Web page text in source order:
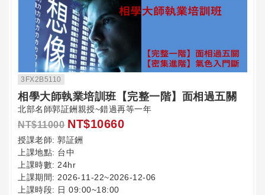
3FX2B5110
相學大師執業培訓班【完整一階】面相過五關
北部名師郭証銂親授~錯過再等一年
NT$11000 NT$10660
授課老師: 郭証銂
上課地點: 台中
上課時數: 24hr
上課期間: 2026-11-22~2026-12-06
上課時段: 日 09:00~18:00